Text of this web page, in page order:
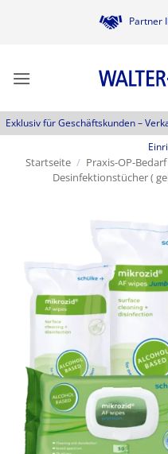
Partner
Exklusiv für Geschäftskunden –
Startseite / Praxis-OP-Bedarf
Desinfektionstücher (